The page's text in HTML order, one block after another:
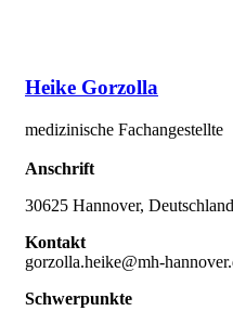
Heike Gorzolla
medizinische Fachangestellte
Anschrift
30625 Hannover, Deutschland
Kontakt
gorzolla.heike@mh-
Schwerpunkte